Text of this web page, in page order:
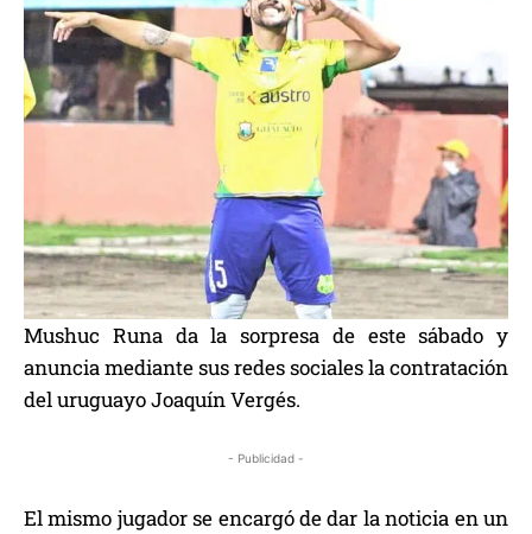
Mushuc Runa da la sorpresa de este sábado y
anuncia mediante sus redes sociales la contratación
del uruguayo Joaquín Vergés.
- Publicidad -
El mismo jugador se encargó de dar la noticia en un